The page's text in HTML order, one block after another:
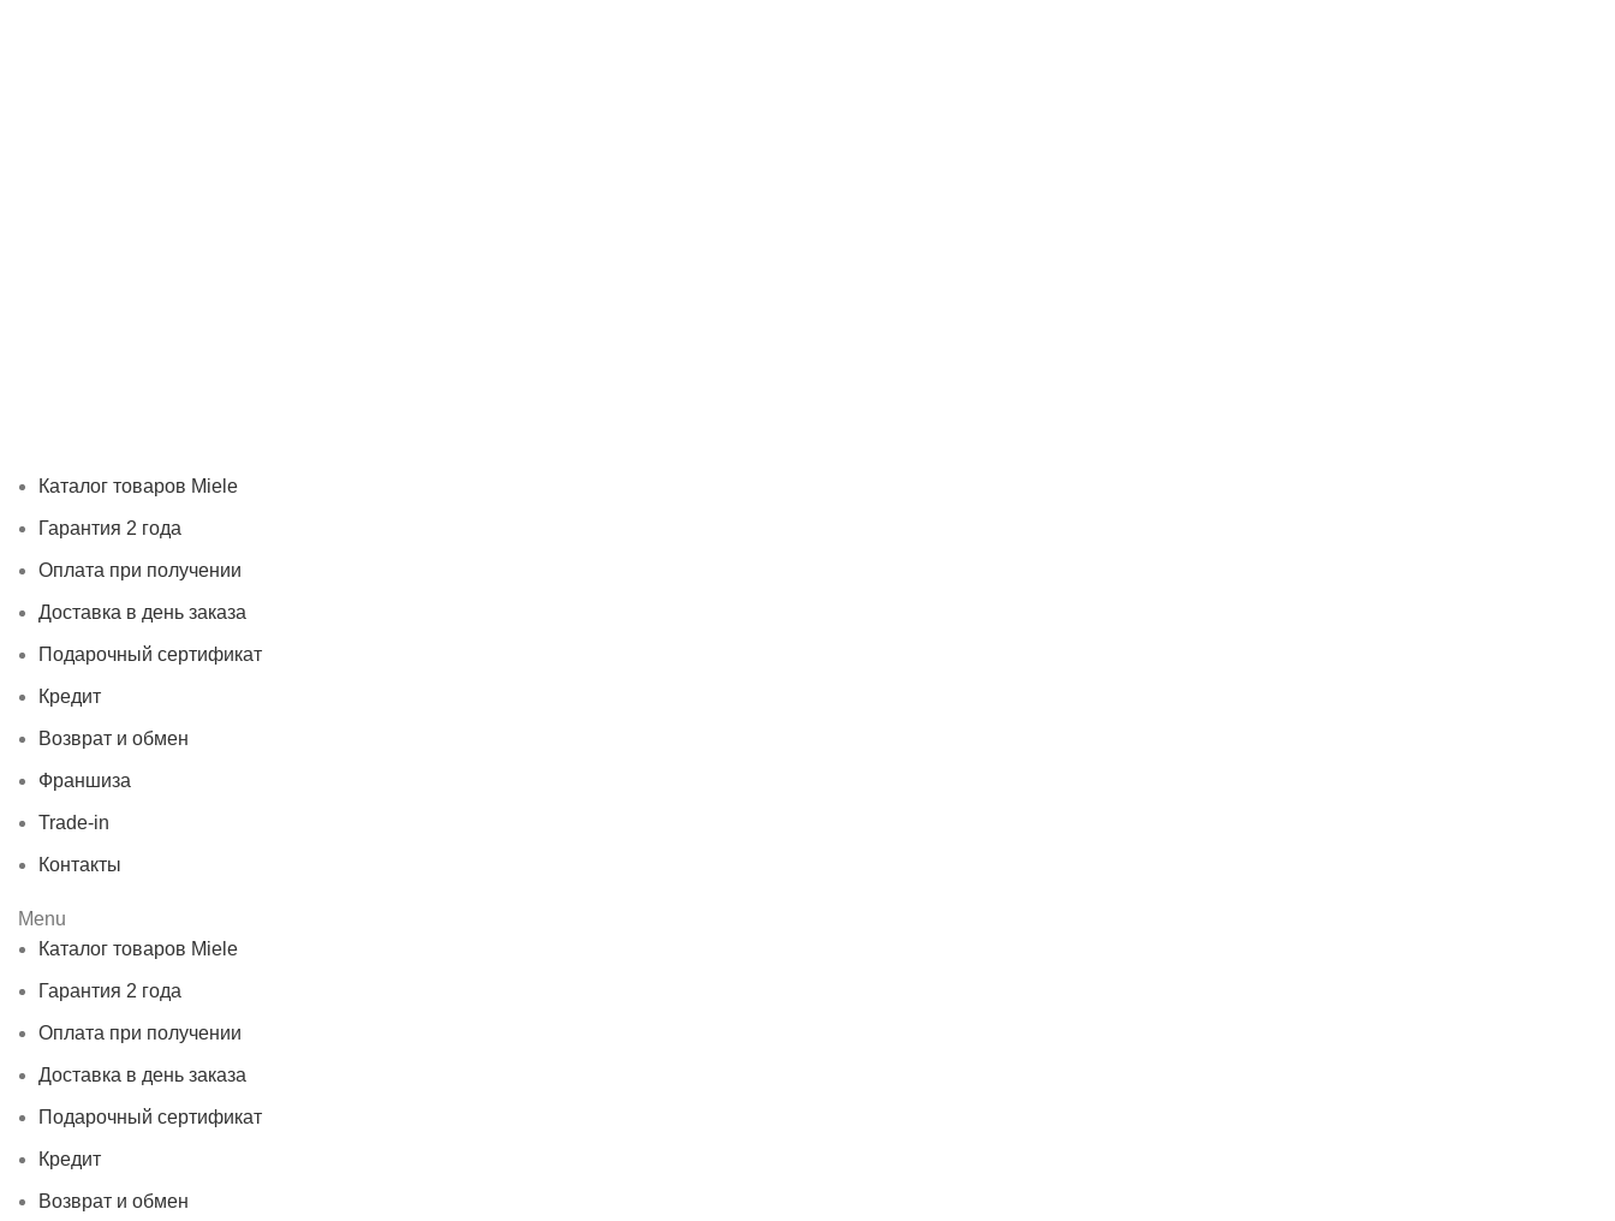
Каталог товаров Miele
Гарантия 2 года
Оплата при получении
Доставка в день заказа
Подарочный сертификат
Кредит
Возврат и обмен
Франшиза
Trade-in
Контакты
Menu
Каталог товаров Miele
Гарантия 2 года
Оплата при получении
Доставка в день заказа
Подарочный сертификат
Кредит
Возврат и обмен